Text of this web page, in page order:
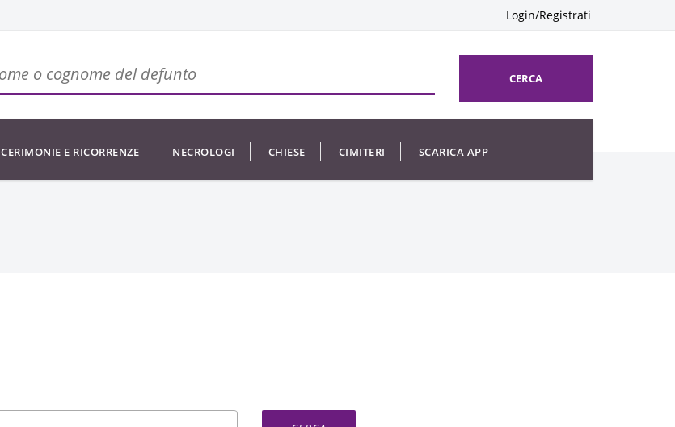
Login/Registrati
CERCA
CERIMONIE E RICORRENZE NECROLOGI CHIESE CIMITERI SCARICA APP